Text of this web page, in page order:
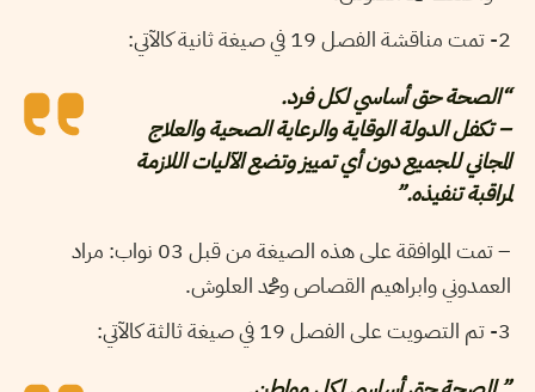
2- تمت مناقشة الفصل 19 في صيغة ثانية كالآتي:
“الصحة حق أساسي لكل فرد.
– تكفل الدولة الوقاية والرعاية الصحية والعلاج
المجاني للجميع دون أي تمييز وتضع الآليات اللازمة
لمراقبة تنفيذه.”
– تمت الموافقة على هذه الصيغة من قبل 03 نواب: مراد
العمدوني وابراهيم القصاص ومحمد العلوش.
3- تم التصويت على الفصل 19 في صيغة ثالثة كالآتي: